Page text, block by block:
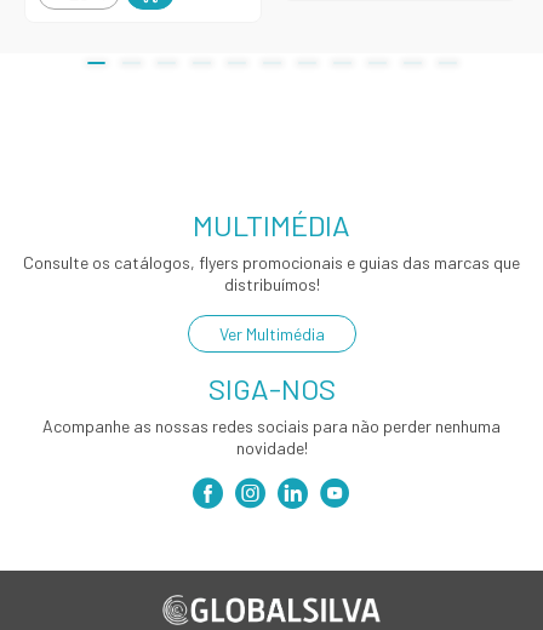
MULTIMÉDIA
Consulte os catálogos, flyers promocionais e guias das marcas que
distribuímos!
Ver Multimédia
SIGA-NOS
Acompanhe as nossas redes sociais para não perder nenhuma
novidade!